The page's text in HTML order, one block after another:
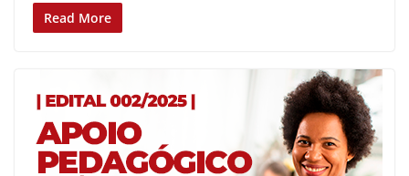
Read More